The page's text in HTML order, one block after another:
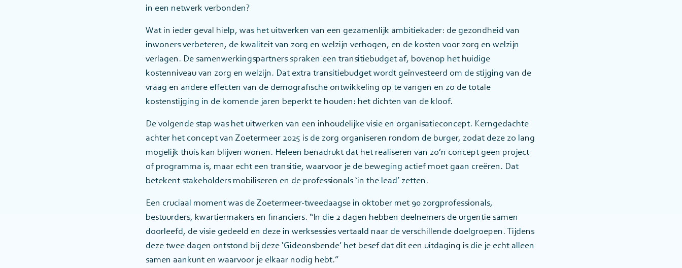
in een netwerk verbonden?
Wat in ieder geval hielp, was het uitwerken van een gezamenlijk ambitiekader: de gezondheid van
inwoners verbeteren, de kwaliteit van zorg en welzijn verhogen, en de kosten voor zorg en welzijn
verlagen. De samenwerkingspartners spraken een transitiebudget af, bovenop het huidige
kostenniveau van zorg en welzijn. Dat extra transitiebudget wordt geïnvesteerd om de stijging van de
vraag en andere effecten van de demografische ontwikkeling op te vangen en zo de totale
kostenstijging in de komende jaren beperkt te houden: het dichten van de kloof.
De volgende stap was het uitwerken van een inhoudelijke visie en organisatieconcept. Kerngedachte
achter het concept van Zoetermeer 2025 is de zorg organiseren rondom de burger, zodat deze zo lang
mogelijk thuis kan blijven wonen. Heleen benadrukt dat het realiseren van zo’n concept geen project
of programma is, maar echt een transitie, waarvoor je de beweging actief moet gaan creëren. Dat
betekent stakeholders mobiliseren en de professionals ‘in the lead’ zetten.
Een cruciaal moment was de Zoetermeer-tweedaagse in oktober met 90 zorgprofessionals,
bestuurders, kwartiermakers en financiers. “In die 2 dagen hebben deelnemers de urgentie samen
doorleefd, de visie gedeeld en deze in werksessies vertaald naar de verschillende doelgroepen. Tijdens
deze twee dagen ontstond bij deze ‘Gideonsbende’ het besef dat dit een uitdaging is die je echt alleen
samen aankunt en waarvoor je elkaar nodig hebt.”